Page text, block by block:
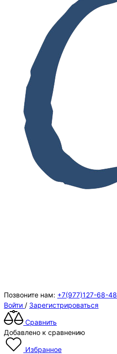
Позвоните нам: +7(977)127-68-48
Войти / Зарегистрироваться
Сравнить
Добавлено к сравнению
Избранное